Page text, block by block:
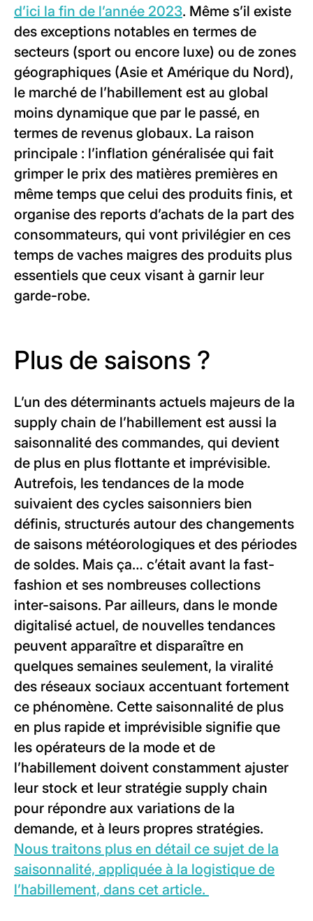
d’ici la fin de l’année 2023. Même s’il existe
des exceptions notables en termes de
secteurs (sport ou encore luxe) ou de zones
géographiques (Asie et Amérique du Nord),
le marché de l’habillement est au global
moins dynamique que par le passé, en
termes de revenus globaux. La raison
principale : l’inflation généralisée qui fait
grimper le prix des matières premières en
même temps que celui des produits finis, et
organise des reports d’achats de la part des
consommateurs, qui vont privilégier en ces
temps de vaches maigres des produits plus
essentiels que ceux visant à garnir leur
garde-robe.
Plus de saisons ?
L’un des déterminants actuels majeurs de la
supply chain de l’habillement est aussi la
saisonnalité des commandes, qui devient
de plus en plus flottante et imprévisible.
Autrefois, les tendances de la mode
suivaient des cycles saisonniers bien
définis, structurés autour des changements
de saisons météorologiques et des périodes
de soldes. Mais ça… c’était avant la fast-
fashion et ses nombreuses collections
inter-saisons. Par ailleurs, dans le monde
digitalisé actuel, de nouvelles tendances
peuvent apparaître et disparaître en
quelques semaines seulement, la viralité
des réseaux sociaux accentuant fortement
ce phénomène. Cette saisonnalité de plus
en plus rapide et imprévisible signifie que
les opérateurs de la mode et de
l’habillement doivent constamment ajuster
leur stock et leur stratégie supply chain
pour répondre aux variations de la
demande, et à leurs propres stratégies.
Nous traitons plus en détail ce sujet de la
saisonnalité, appliquée à la logistique de
l’habillement, dans cet article.